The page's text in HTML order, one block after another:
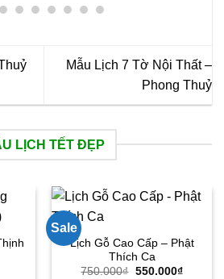
Mẫu Lịch 7 Tờ Nội Thất –
Phong Thuỷ
LỊCH TẾT ĐẸP
Sale
Lịch Gỗ Cao Cấp – Phật
Thích Ca
750.000₫ Giá
550.000₫Giá